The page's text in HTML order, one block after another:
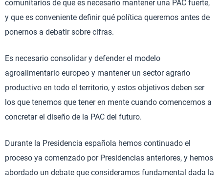
comunitarios de que es necesario mantener una PAC fuerte,
y que es conveniente definir qué política queremos antes de
ponernos a debatir sobre cifras.
Es necesario consolidar y defender el modelo
agroalimentario europeo y mantener un sector agrario
productivo en todo el territorio, y estos objetivos deben ser
los que tenemos que tener en mente cuando comencemos a
concretar el diseño de la PAC del futuro.
Durante la Presidencia española hemos continuado el
proceso ya comenzado por Presidencias anteriores, y hemos
abordado un debate que consideramos fundamental dada la